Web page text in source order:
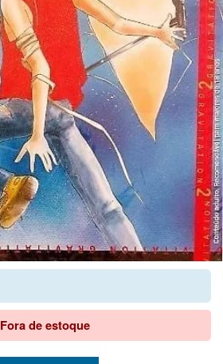
Fora de estoque